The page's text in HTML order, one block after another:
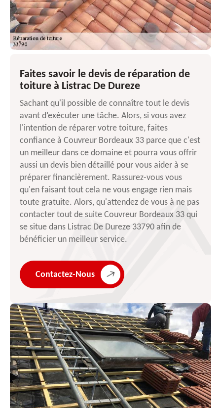
Faites savoir le devis de réparation de
toiture à Listrac De Dureze
Sachant qu'il possible de connaître tout le devis
avant d’exécuter une tâche. Alors, si vous avez
l'intention de réparer votre toiture, faites
confiance à Couvreur Bordeaux 33 parce que c'est
un meilleur dans ce domaine et pourra vous offrir
aussi un devis bien détaillé pour vous aider à se
préparer financièrement. Rassurez-vous vous
qu'en faisant tout cela ne vous engage rien mais
toute gratuite. Alors, qu'attendez de vous à ne pas
contacter tout de suite Couvreur Bordeaux 33 qui
se situe dans Listrac De Dureze 33790 afin de
bénéficier un meilleur service.
Contactez-Nous